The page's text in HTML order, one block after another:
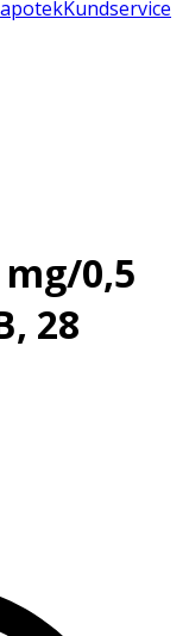
Kundservice
0,5
28